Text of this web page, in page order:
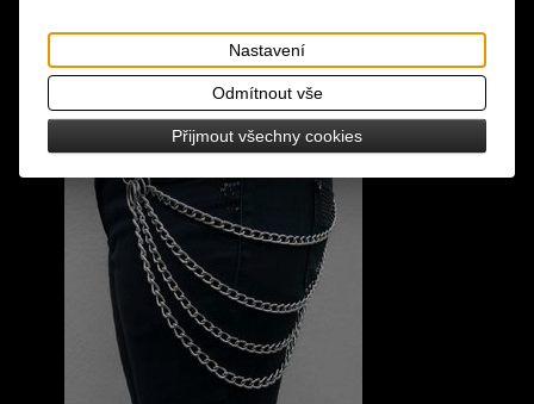
Nastavení
Odmítnout vše
Přijmout všechny cookies